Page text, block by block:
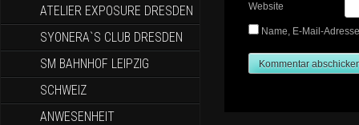
ATELIER EXPOSURE DRESDEN
SYONERA`S CLUB DRESDEN
SM BAHNHOF LEIPZIG
SCHWEIZ
ANWESENHEIT
Website
Name, E-Mail-